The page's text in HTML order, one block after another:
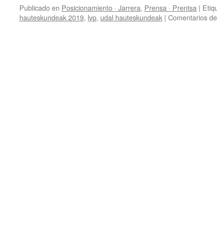
Publicado en Posicionamiento · Jarrera, Prensa · Prentsa |
hauteskundeak 2019, lvp, udal hauteskundeak | Comentarios